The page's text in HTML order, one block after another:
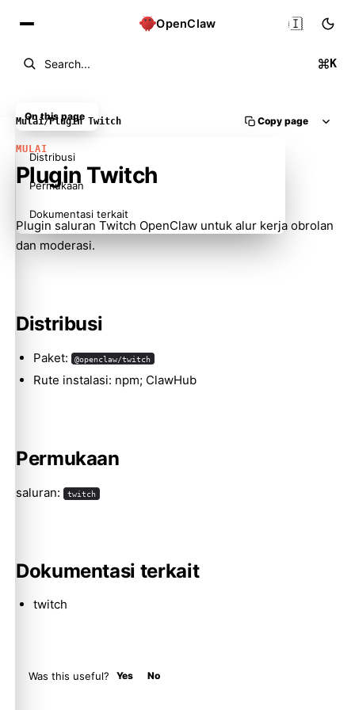
OpenClaw
Search... K
🇮🇩
Mulai/Plugin Twitch Copy page
MULAI
Plugin Twitch
Plugin saluran Twitch OpenClaw untuk alur kerja obrolan
dan moderasi.
Distribusi
Paket: @openclaw/twitch
Rute instalasi: npm; ClawHub
Permukaan
saluran: twitch
Dokumentasi terkait
twitch
Was this useful? Yes No
On this page
Distribusi
Permukaan
Dokumentasi terkait